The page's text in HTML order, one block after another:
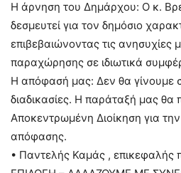
Η άρνηση του Δημάρχου: Ο κ.
δεσμευτεί για τον δημόσιο
επιβεβαιώνοντας τις ανησυχίες
παραχώρησης σε ιδιωτικά
Η απόφασή μας: Δεν θα γίνουμε
διαδικασίες. Η παράταξή μας θα
Αποκεντρωμένη Διοίκηση για
απόφασης.
• Παντελής Καμάς ,